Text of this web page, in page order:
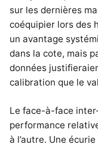
sur les dernières
coéquipier lors des
un avantage
dans la cote, mais
données
calibration que le
Le face-à-face
performance
à l’autre. Une